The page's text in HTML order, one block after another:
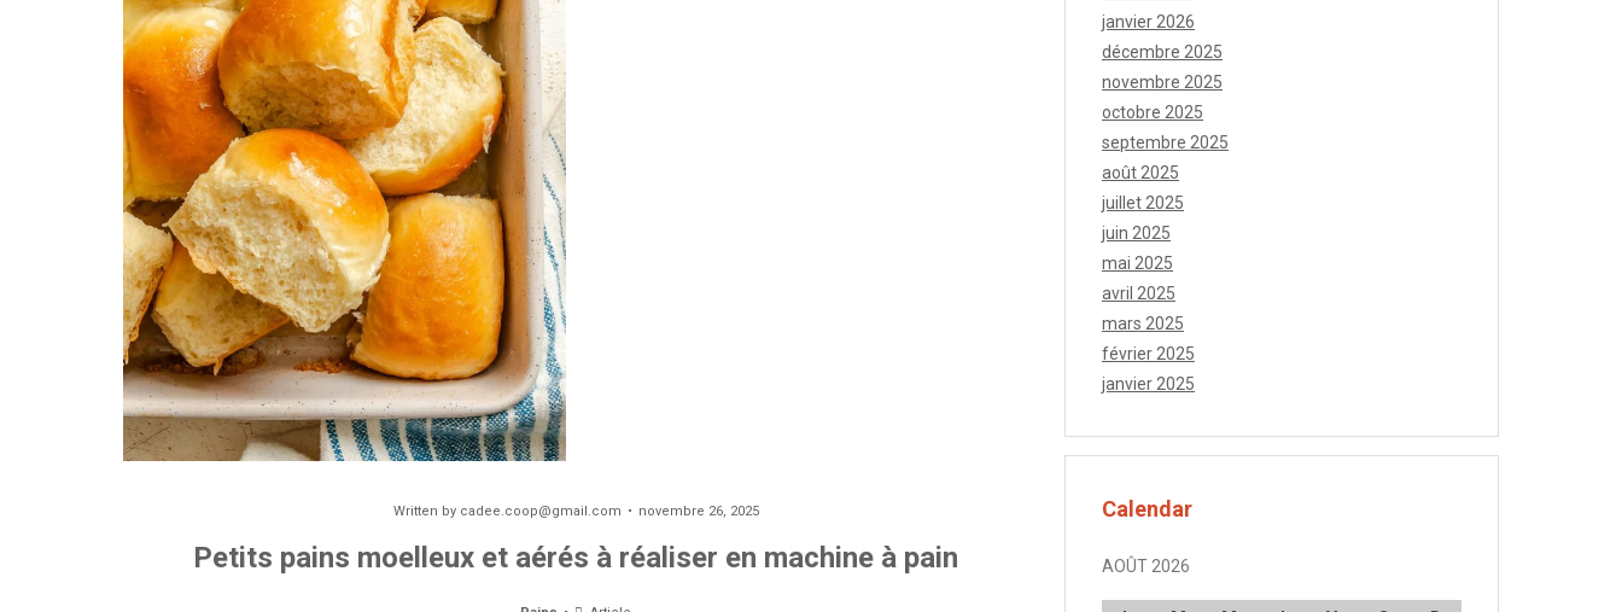
Written by cadee.coop@gmail.com novembre 26, 2025
Petits pains moelleux et aérés à réaliser en machine à pain
janvier 2026
décembre 2025
novembre 2025
octobre 2025
septembre 2025
août 2025
juillet 2025
juin 2025
mai 2025
avril 2025
mars 2025
février 2025
janvier 2025
Calendar
AOÛT 2026